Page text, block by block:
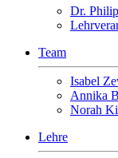
Dr.
Team
Isabel
Annika
Norah
Lehre